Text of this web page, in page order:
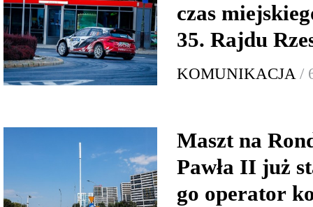
czas
35. Rajdu
KOMUNIKACJA /
Maszt na
Pawła II już
go operator